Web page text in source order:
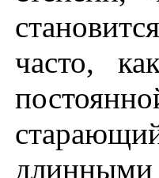
часто,